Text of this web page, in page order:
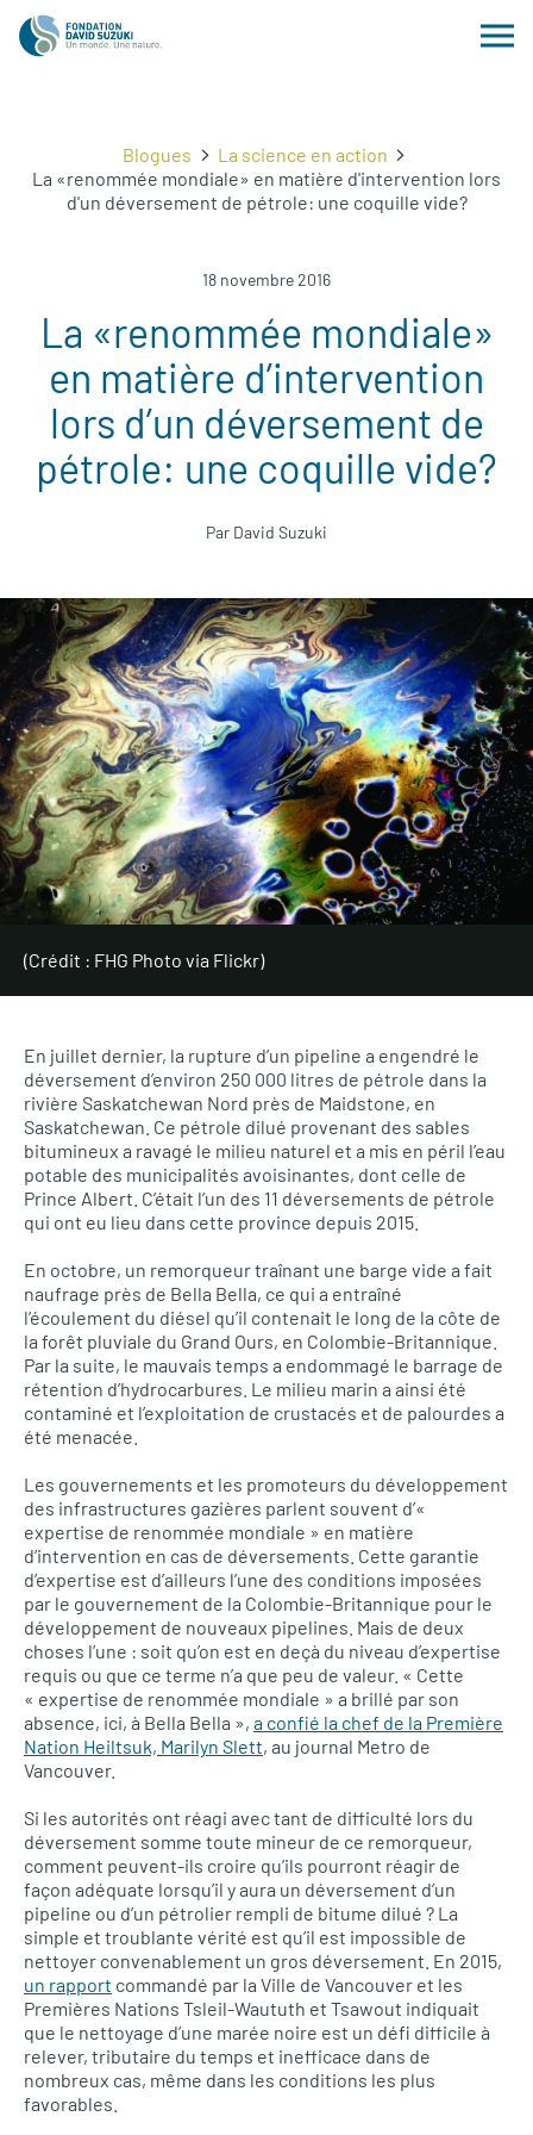
Blogues
La science en action
La «renommée mondiale» en matière d'intervention lors
d'un déversement de pétrole: une coquille vide?
18 novembre 2016
La «renommée mondiale»
en matière d’intervention
lors d’un déversement de
pétrole: une coquille vide?
Par David Suzuki
(Crédit : FHG Photo via Flickr)
En juillet dernier, la rupture d’un pipeline a engendré le
déversement d’environ 250 000 litres de pétrole dans la
rivière Saskatchewan Nord près de Maidstone, en
Saskatchewan. Ce pétrole dilué provenant des sables
bitumineux a ravagé le milieu naturel et a mis en péril l’eau
potable des municipalités avoisinantes, dont celle de
Prince Albert. C’était l’un des 11 déversements de pétrole
qui ont eu lieu dans cette province depuis 2015.
En octobre, un remorqueur traînant une barge vide a fait
naufrage près de Bella Bella, ce qui a entraîné
l’écoulement du diésel qu’il contenait le long de la côte de
la forêt pluviale du Grand Ours, en Colombie-Britannique.
Par la suite, le mauvais temps a endommagé le barrage de
rétention d’hydrocarbures. Le milieu marin a ainsi été
contaminé et l’exploitation de crustacés et de palourdes a
été menacée.
Les gouvernements et les promoteurs du développement
des infrastructures gazières parlent souvent d’«
expertise de renommée mondiale » en matière
d’intervention en cas de déversements. Cette garantie
d’expertise est d’ailleurs l’une des conditions imposées
par le gouvernement de la Colombie-Britannique pour le
développement de nouveaux pipelines. Mais de deux
choses l’une : soit qu’on est en deçà du niveau d’expertise
requis ou que ce terme n’a que peu de valeur. « Cette
« expertise de renommée mondiale » a brillé par son
absence, ici, à Bella Bella », a confié la chef de la Première
Nation Heiltsuk, Marilyn Slett, au journal Metro de
Vancouver.
Si les autorités ont réagi avec tant de difficulté lors du
déversement somme toute mineur de ce remorqueur,
comment peuvent-ils croire qu’ils pourront réagir de
façon adéquate lorsqu’il y aura un déversement d’un
pipeline ou d’un pétrolier rempli de bitume dilué ? La
simple et troublante vérité est qu’il est impossible de
nettoyer convenablement un gros déversement. En 2015,
un rapport commandé par la Ville de Vancouver et les
Premières Nations Tsleil-Waututh et Tsawout indiquait
que le nettoyage d’une marée noire est un défi difficile à
relever, tributaire du temps et inefficace dans de
nombreux cas, même dans les conditions les plus
favorables.